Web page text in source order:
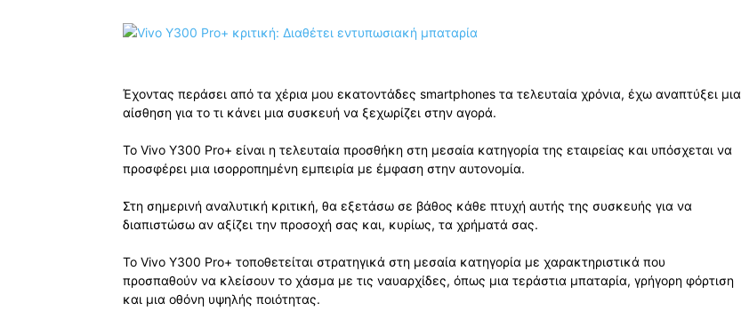
Έχοντας περάσει από τα χέρια μου εκατοντάδες smartphones τα τελευταία χρόνια, έχω αναπτύξει μια
αίσθηση για το τι κάνει μια συσκευή να ξεχωρίζει στην αγορά.
Το Vivo Y300 Pro+ είναι η τελευταία προσθήκη στη μεσαία κατηγορία της εταιρείας και υπόσχεται να
προσφέρει μια ισορροπημένη εμπειρία με έμφαση στην αυτονομία.
Στη σημερινή αναλυτική κριτική, θα εξετάσω σε βάθος κάθε πτυχή αυτής της συσκευής για να
διαπιστώσω αν αξίζει την προσοχή σας και, κυρίως, τα χρήματά σας.
Το Vivo Y300 Pro+ τοποθετείται στρατηγικά στη μεσαία κατηγορία με χαρακτηριστικά που
προσπαθούν να κλείσουν το χάσμα με τις ναυαρχίδες, όπως μια τεράστια μπαταρία, γρήγορη φόρτιση
και μια οθόνη υψηλής ποιότητας.